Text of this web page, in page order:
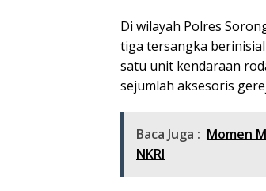
Di wilayah Polres
tiga tersangka berinisial
satu unit kendaraan
sejumlah aksesoris
Baca Juga : Momen
NKRI